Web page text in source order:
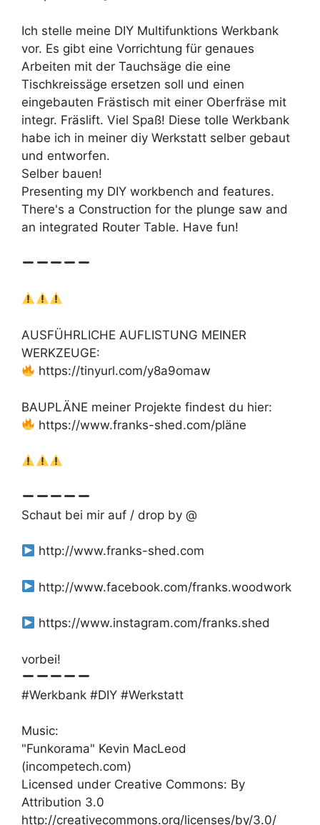
Ich stelle meine DIY Multifunktions Werkbank
vor. Es gibt eine Vorrichtung für genaues
Arbeiten mit der Tauchsäge die eine
Tischkreissäge ersetzen soll und einen
eingebauten Frästisch mit einer Oberfräse mit
integr. Fräslift. Viel Spaß! Diese tolle Werkbank
habe ich in meiner diy Werkstatt selber gebaut
und entworfen.
Selber bauen!
Presenting my DIY workbench and features.
There's a Construction for the plunge saw and
an integrated Router Table. Have fun!
AUSFÜHRLICHE AUFLISTUNG MEINER
WERKZEUGE:
https://tinyurl.com/y8a9omaw
BAUPLÄNE meiner Projekte findest du hier:
https://www.franks-shed.com/pläne
Schaut bei mir auf / drop by @
http://www.franks-shed.com
http://www.facebook.com/franks.woodwork
https://www.instagram.com/franks.shed
vorbei!
#Werkbank #DIY #Werkstatt
Music:
"Funkorama" Kevin MacLeod
(incompetech.com)
Licensed under Creative Commons: By
Attribution 3.0
http://creativecommons.org/licenses/by/3.0/